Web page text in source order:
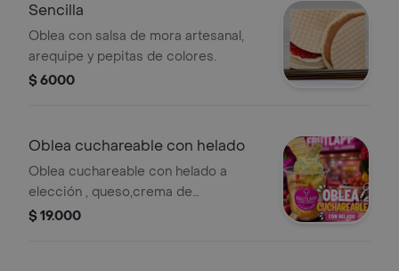
Sencilla
Oblea con salsa de mora artesanal,
arequipe y pepitas de colores.
$ 6000
Oblea cuchareable con helado
Oblea cuchareable con helado a
elección , queso,crema de
leche,arequipe y trozos de oblea.
$ 19.000